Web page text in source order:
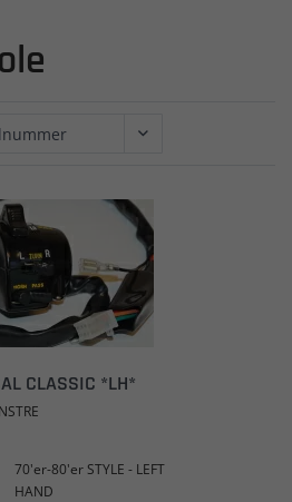
CLASSIC *LH*
70'er-80'er STYLE - LEFT
HAND